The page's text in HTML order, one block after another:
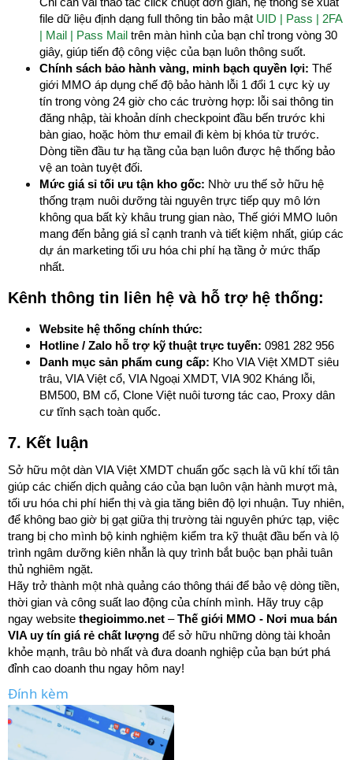
file dữ liệu định dạng full thông tin bảo mật UID | Pass | 2FA
| Mail | Pass Mail trên màn hình của bạn chỉ trong vòng 30
giây, giúp tiến độ công việc của bạn luôn thông suốt.
Chính sách bảo hành vàng, minh bạch quyền lợi: Thế
giới MMO áp dụng chế độ bảo hành lỗi 1 đổi 1 cực kỳ uy
tín trong vòng 24 giờ cho các trường hợp: lỗi sai thông tin
đăng nhập, tài khoản dính checkpoint đầu bến trước khi
bàn giao, hoặc hòm thư email đi kèm bị khóa từ trước.
Dòng tiền đầu tư hạ tầng của bạn luôn được hệ thống bảo
vệ an toàn tuyệt đối.
Mức giá sỉ tối ưu tận kho gốc: Nhờ ưu thế sở hữu hệ
thống trạm nuôi dưỡng tài nguyên trực tiếp quy mô lớn
không qua bất kỳ khâu trung gian nào, Thế giới MMO luôn
mang đến bảng giá sỉ cạnh tranh và tiết kiệm nhất, giúp các
dự án marketing tối ưu hóa chi phí hạ tầng ở mức thấp
nhất.
Kênh thông tin liên hệ và hỗ trợ hệ thống:
Website hệ thống chính thức:
Hotline / Zalo hỗ trợ kỹ thuật trực tuyến: 0981 282 956
Danh mục sản phẩm cung cấp: Kho VIA Việt XMDT siêu
trâu, VIA Việt cổ, VIA Ngoại XMDT, VIA 902 Kháng lỗi,
BM500, BM cổ, Clone Việt nuôi tương tác cao, Proxy dân
cư tĩnh sạch toàn quốc.
7. Kết luận
Sở hữu một dàn VIA Việt XMDT chuẩn gốc sạch là vũ khí tối tân
giúp các chiến dịch quảng cáo của bạn luôn vận hành mượt mà,
tối ưu hóa chi phí hiển thị và gia tăng biên độ lợi nhuận. Tuy nhiên,
để không bao giờ bị gạt giữa thị trường tài nguyên phức tạp, việc
trang bị cho mình bộ kinh nghiệm kiểm tra kỹ thuật đầu bến và lộ
trình ngâm dưỡng kiên nhẫn là quy trình bắt buộc bạn phải tuân
thủ nghiêm ngặt.
Hãy trở thành một nhà quảng cáo thông thái để bảo vệ dòng tiền,
thời gian và công suất lao động của chính mình. Hãy truy cập
ngay website thegioimmo.net –Thế giới MMO - Nơi mua bán
VIA uy tín giá rẻ chất lượng để sở hữu những dòng tài khoản
khỏe mạnh, trâu bò nhất và đưa doanh nghiệp của bạn bứt phá
đỉnh cao doanh thu ngay hôm nay!
Đính kèm